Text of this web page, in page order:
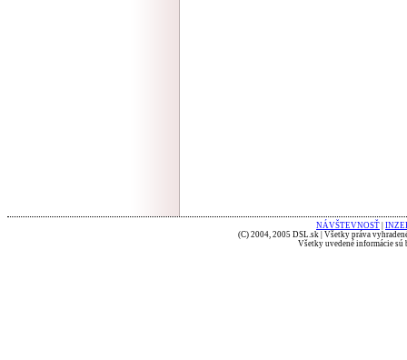
NÁVŠTEVNOSŤ
(C) 2004, 2005 DSL.sk | Všetky práva
Všetky uvedené informácie sú